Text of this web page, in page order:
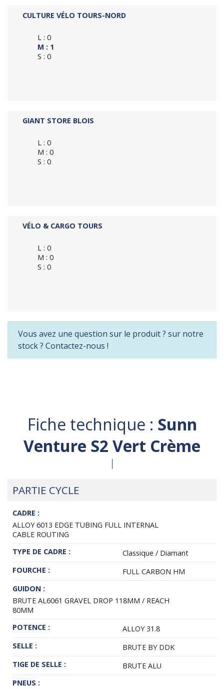
CULTURE VÉLO TOURS-NORD
L : 0
M : 1
S : 0
GIANT STORE BLOIS
L : 0
M : 0
S : 0
VÉLO & CARGO TOURS
L : 0
M : 0
S : 0
Vous avez une question sur le produit ? sur notre
stock ? Contactez-nous !
Fiche technique : Sunn
Venture S2 Vert Crème
PARTIE CYCLE
CADRE :
ALLOY 6013 EDGE TUBING FULL INTERNAL
CABLE ROUTING
TYPE DE CADRE :
Classique / Diamant
FOURCHE :
FULL CARBON HM
GUIDON :
BRUTE AL6061 GRAVEL DROP 118MM / REACH
80MM
POTENCE :
ALLOY 31.8
SELLE :
BRUTE BY DDK
TIGE DE SELLE :
BRUTE ALU
PNEUS :